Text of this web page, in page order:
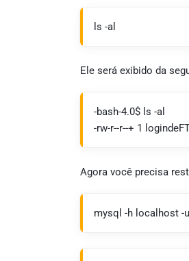
ls -al
Ele será exibido da
-bash-4.0$ ls -al
-rw-r--r--+ 1
Agora você precisa
mysql -h localhost -